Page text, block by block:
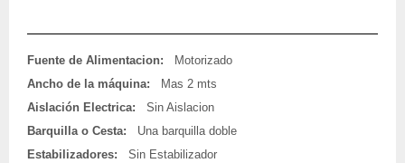
Fuente de Alimentacion:
Motorizado
Ancho de la máquina:
Mas 2 mts
Aislación Electrica:
Sin Aislacion
Barquilla o Cesta:
Una barquilla doble
Estabilizadores:
Sin Estabilizador